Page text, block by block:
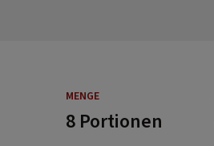
MENGE
8 Portionen